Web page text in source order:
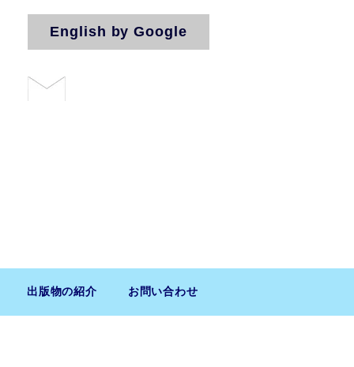
English by Google
出版物の紹介 お問い合わせ